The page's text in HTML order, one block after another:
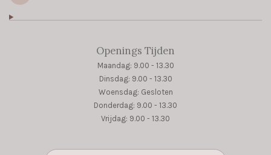
Openings Tijden
Maandag: 9.00 - 13.30
Dinsdag: 9.00 - 13.30
Woensdag: Gesloten
Donderdag: 9.00 - 13.30
Vrijdag: 9.00 - 13.30